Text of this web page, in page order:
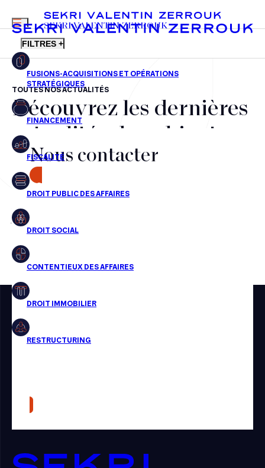
FR EN
MENU
SEKRI VALENTIN ZERROUK
FILTRES +
Fusions-acquisitions et opérations stratégiques
Financement
Fiscalité
Droit public des affaires
Droit social
Droit immobilier
Restructuring
Presse
TOUTES NOS ACTUALITÉS
Découvrez les dernières
actualités du cabinet,
nos récompenses et nos
transactions, jour après
jour
Aucun résultats pour cette recherche
Nous contacter